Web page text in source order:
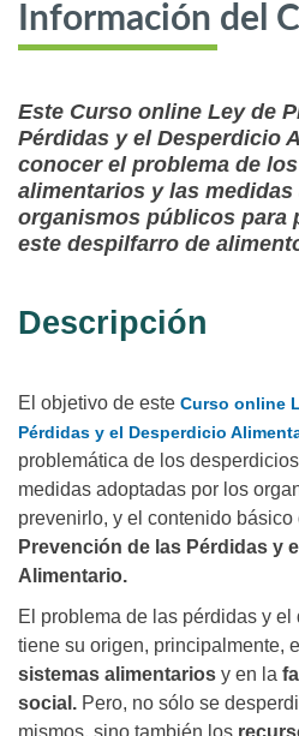
Información del
Este Curso online Ley de
Pérdidas y el Desperdicio
conocer el problema de
alimentarios y las
organismos públicos para
este despilfarro de
Descripción
El objetivo de este Curso online
Pérdidas y el Desperdicio
problemática de los
medidas adoptadas por los
prevenirlo, y el contenido básico
Prevención de las Pérdidas y
Alimentario.
El problema de las pérdidas y
tiene su origen, principalmente,
sistemas alimentarios y en la
social. Pero, no sólo se